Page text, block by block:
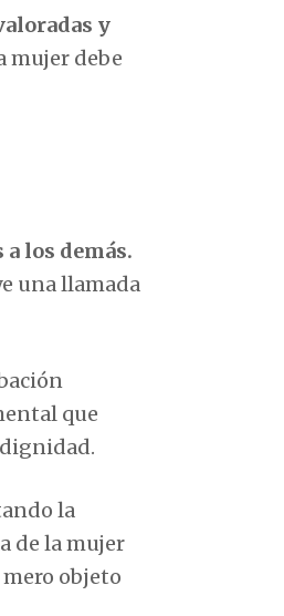
y
mujer debe
los demás.
una llamada
que
la
de la mujer
objeto